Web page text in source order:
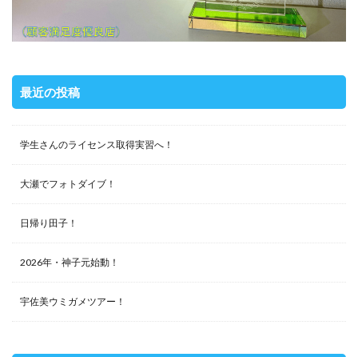
最近の投稿
学生さんのライセンス取得実習へ！
大瀬でフォトダイブ！
日帰り田子！
2026年・神子元始動！
宇佐美ウミガメツアー！